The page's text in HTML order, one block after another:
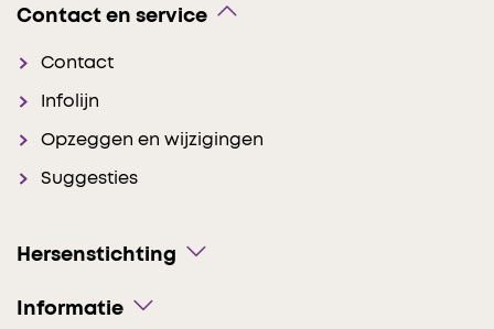
Contact en service
Contact
Infolijn
Opzeggen en wijzigingen
Suggesties
Hersenstichting
Informatie